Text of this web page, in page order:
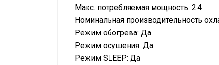
Макс. потребляемая мощность: 2.4
Номинальная производительность
Режим обогрева: Да
Режим осушения: Да
Режим SLEEP: Да